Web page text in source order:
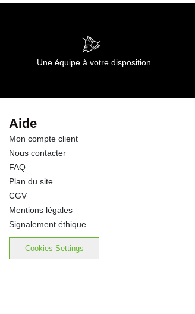
Une équipe à votre disposition
Aide
Mon compte client
Nous contacter
FAQ
Plan du site
CGV
Mentions légales
Signalement éthique
Cookies Settings